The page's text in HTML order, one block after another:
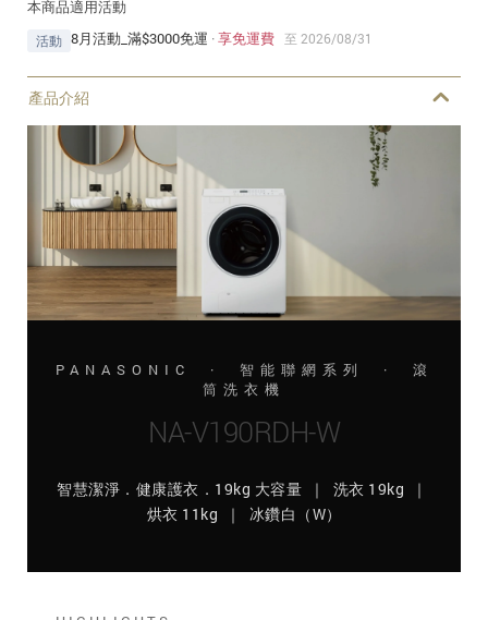
本商品適用活動
活動 8月活動_滿$3000免運 ·享免運費 至 2026/08/31
產品介紹
PANASONIC · 智能聯網系列 · 滾
筒洗衣機
NA-V190RDH-W
智慧潔淨．健康護衣．19kg 大容量 ｜ 洗衣 19kg ｜
烘衣 11kg ｜ 冰鑽白（W）